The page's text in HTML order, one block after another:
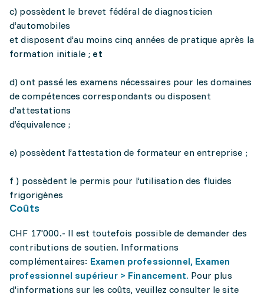
c) possèdent le brevet fédéral de diagnosticien
d’automobiles
et disposent d’au moins cinq années de pratique après la
formation initiale ; et
d) ont passé les examens nécessaires pour les domaines
de compétences correspondants ou disposent
d’attestations
d’équivalence ;
e) possèdent l’attestation de formateur en entreprise ;
f ) possèdent le permis pour l’utilisation des fluides
frigorigènes
Coûts
CHF 17'000.- Il est toutefois possible de demander des
contributions de soutien. Informations
complémentaires: Examen professionnel, Examen
professionnel supérieur > Financement. Pour plus
d'informations sur les coûts, veuillez consulter le site